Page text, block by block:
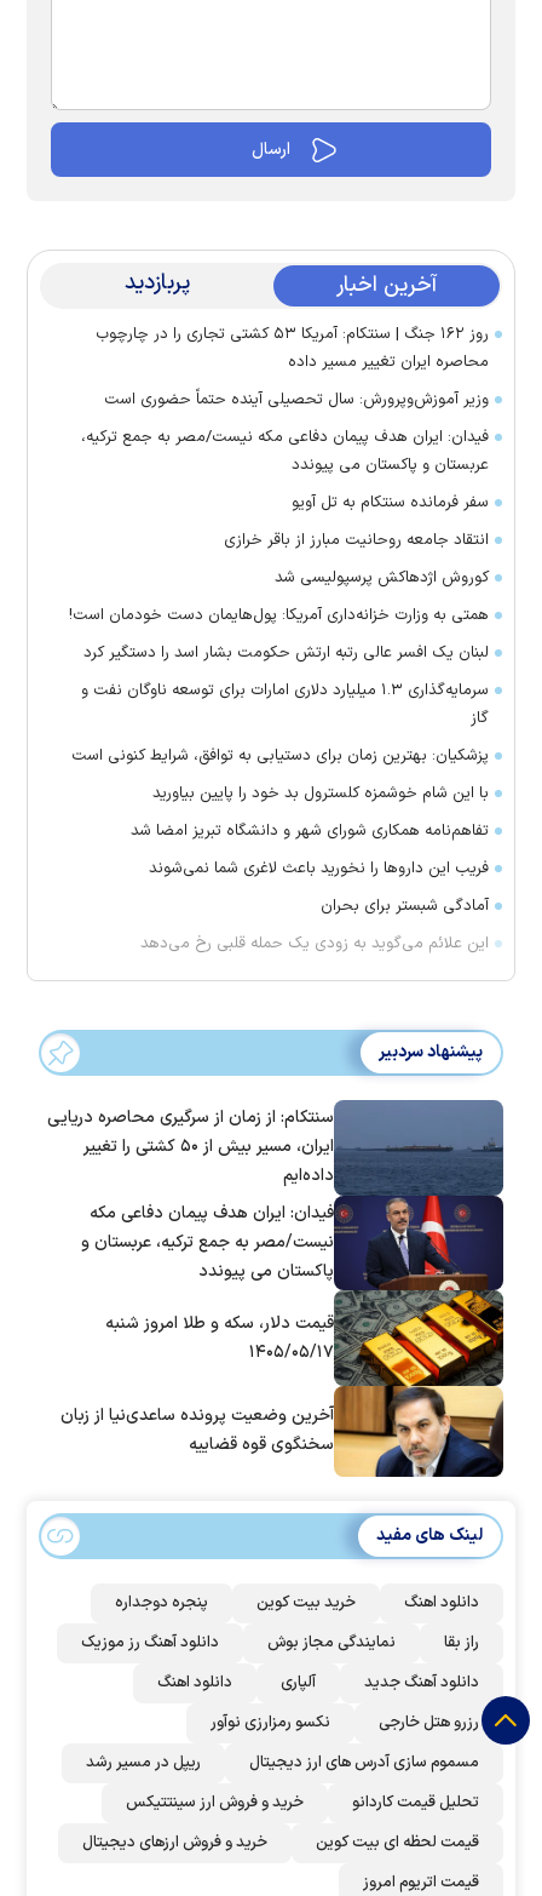
آخرین اخبار پربازدید
روز ۱۶۲ جنگ | سنتکام: آمریکا ۵۳ کشتی تجاری را در چارچوب
محاصره ایران تغییر مسیر داده
وزیر آموزش‌وپرورش: سال تحصیلی آینده حتماً حضوری است
فیدان: ایران هدف پیمان دفاعی مکه نیست/مصر به جمع ترکیه،
عربستان و پاکستان می پیوندد
سفر فرمانده سنتکام به تل آویو
انتقاد جامعه روحانیت مبارز از باقر خرازی
کوروش اژدهاکش پرسپولیسی شد
همتی به وزارت خزانه‌داری آمریکا: پول‌هایمان دست خودمان است!
لبنان یک افسر عالی رتبه ارتش حکومت بشار اسد را دستگیر کرد
سرمایه‌گذاری ۱.۳ میلیارد دلاری امارات برای توسعه ناوگان نفت و
گاز
پزشکیان: بهترین زمان برای دستیابی به توافق، شرایط کنونی است
با این شام خوشمزه کلسترول بد خود را پایین بیاورید
تفاهم‌نامه همکاری شورای شهر و دانشگاه تبریز امضا شد
فریب این دارو‌ها را نخورید باعث لاغری شما نمی‌شوند
آمادگی شبستر برای بحران
این علائم می‌گوید به زودی یک حمله قلبی رخ می‌دهد
پیشنهاد سردبیر
سنتکام: از زمان از سرگیری محاصره دریایی
ایران، مسیر بیش از ۵۰ کشتی را تغییر
داده‌ایم
فیدان: ایران هدف پیمان دفاعی مکه
نیست/مصر به جمع ترکیه، عربستان و
پاکستان می پیوندد
قیمت دلار، سکه و طلا امروز شنبه
۱۴۰۵/۰۵/۱۷
آخرین وضعیت پرونده ساعدی‌نیا از زبان
سخنگوی قوه قضاییه
لینک های مفید
دانلود اهنگ خرید بیت کوین
پنجره دوجداره
راز بقا
نمایندگی مجاز بوش
دانلود آهنگ رز‌ موزیک
دانلود آهنگ جدید
آلپاری
دانلود اهنگ
رزرو هتل خارجی
نکسو رمزارزی نوآور
مسموم سازی آدرس های ارز دیجیتال
ریپل در مسیر رشد
تحلیل قیمت کاردانو
خرید و فروش ارز سینتتیکس
قیمت لحظه ای بیت کوین
خرید و فروش ارزهای دیجیتال
قیمت اتریوم امروز